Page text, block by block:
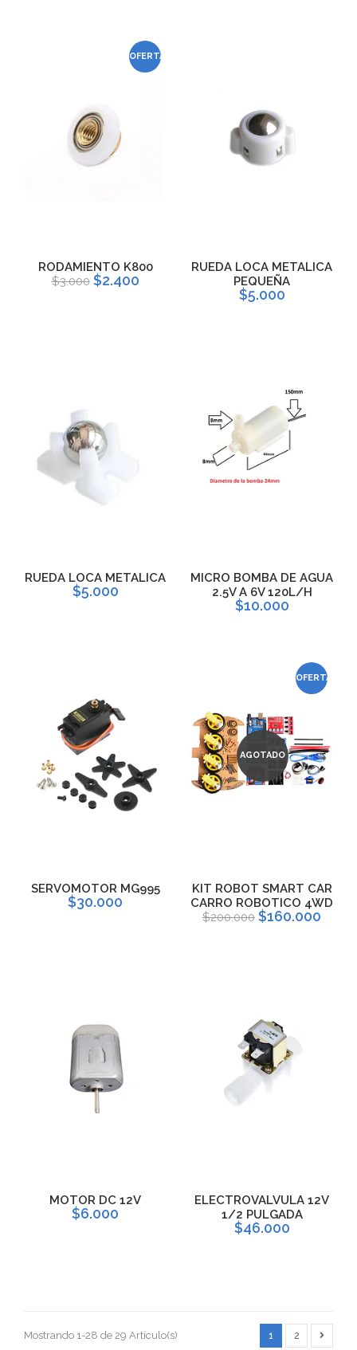
OFERTA
RODAMIENTO K800
$3.000 $2.400
RUEDA LOCA METALICA
PEQUEÑA
$5.000
RUEDA LOCA METALICA
$5.000
MICRO BOMBA DE AGUA
2.5V A 6V 120L/H
$10.000
SERVOMOTOR MG995
$30.000
OFERTA
AGOTADO
KIT ROBOT SMART CAR
CARRO ROBOTICO 4WD
$200.000 $160.000
MOTOR DC 12V
$6.000
ELECTROVALVULA 12V
1/2 PULGADA
$46.000
Mostrando 1-28 de 29 Artículo(s) 1 2